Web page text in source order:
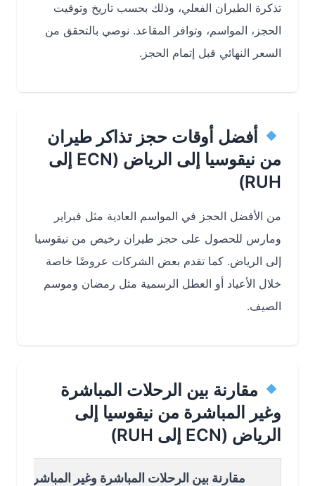
تذكرة الطيران الفعلي، وذلك بحسب تاريخ وتوقيت
الحجز، المواسم، وتوافر المقاعد. نوصي بالتحقق من
السعر النهائي قبل إتمام الحجز.
أفضل أوقات حجز تذاكر طيران
من نيقوسيا إلى الرياض (ECN إلى
RUH)
من الأفضل الحجز فيالمواسم العاديةمثل فبراير
ومارس للحصول علىحجز طيران رخيص من نيقوسيا
إلى الرياض. كما تقدم بعض الشركات عروضًا خاصة
خلال الأعياد أو العطل الرسمية مثل رمضان وموسم
الصيف.
مقارنة بين الرحلات المباشرة
وغير المباشرة من نيقوسيا إلى
الرياض (ECN إلى RUH)
مقارنة بين الرحلات المباشرة وغير المباشرة من